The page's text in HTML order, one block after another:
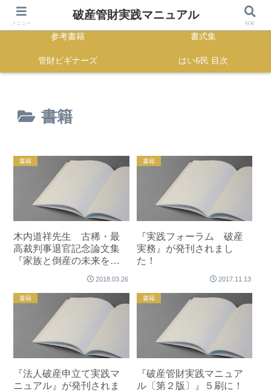
HOME 正誤表
参考書籍 書式集
管財ビギナーズ はい6民 目次
書籍
書籍
木内道祥先生 古稀・最
高裁判事退官記念論文集
『家族と倒産の未来を拓
2018.03.26
書籍
『実践フォーラム 破産
実務』が発刊されまし
た！
2017.11.13
書籍
『法人破産申立て実践マ
ニュアル』が発刊されま
書籍
『破産管財実践マニュア
ル〔第２版〕』５刷に！
メニュー
破産管財実践マニュアル
検索